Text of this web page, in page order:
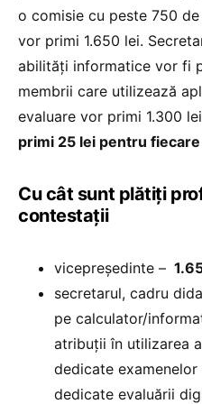
o comisie cu peste 750
vor primi 1.650 lei.
abilități informatice vor fi
membrii care utilizează
evaluare vor primi 1.300
primi 25 lei pentru
Cu cât sunt plătiți
contestații
vicepreşedinte –
secretarul, cadru
pe calculator/
atribuții în utilizarea
dedicate
dedicate evaluării